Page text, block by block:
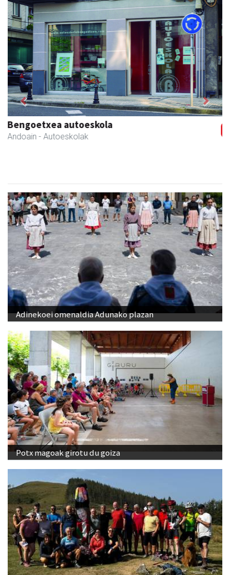
Kulunka aeroyoga zentroa
Andoain - Aeroyoga
Previous Next
Adinekoei omenaldia Adunako plazan
Potx magoak girotu du goiza